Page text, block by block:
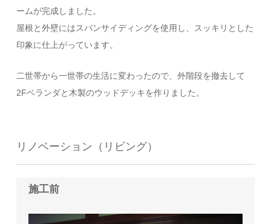
ームが完成しました。
屋根と外壁にはスパンサイディングを使用し、スッキリとした
印象に仕上がっています。
二世帯から一世帯の生活に変わったので、外階段を撤去して
2Fベランダと木製のウッドデッキを作りました。
リノベーション（リビング）
施工前